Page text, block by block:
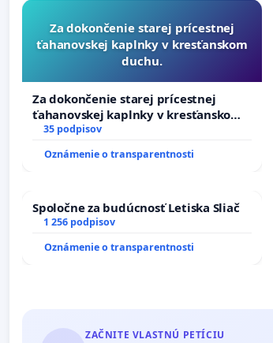
Za dokončenie starej prícestnej
ťahanovskej kaplnky v kresťanskom
duchu.
Za dokončenie starej prícestnej
ťahanovskej kaplnky v kresťanskom
duchu.
35 podpisov
Oznámenie o transparentnosti
Spoločne za budúcnosť Letiska Sliač
1 256 podpisov
Oznámenie o transparentnosti
ZAČNITE VLASTNÚ PETÍCIU